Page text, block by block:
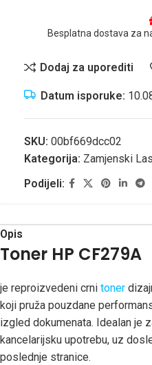
Besplatna dostava za
Dodaj za uporediti
Datum isporuke:
SKU: 00bf669dcc02
Kategorija: Zamjenski
Podijeli:
Opis
Toner HP CF279A
je reproizvedeni crni toner
koji pruža pouzdane
izgled dokumenata. Idealan je
kancelarijsku upotrebu, uz
poslednje stranice.